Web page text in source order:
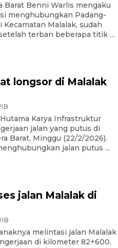
Barat Benni Warlis mengaku
menghubungkan Padang-
Malalak, sudah
terban beberapa titik ...
longsor di Malalak
Karya Infrastruktur
jalan yang putus di
Barat, Minggu (22/2/2026).
jalan putus ...
jalan Malalak di
melintasi jalan Malalak
di kilometer 82+600,